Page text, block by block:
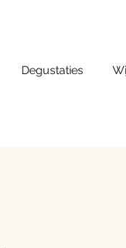
Degustaties